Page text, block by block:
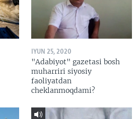
IYUN 25, 2020
"Adabiyot" gazetasi bosh
muharriri siyosiy
faoliyatdan
cheklanmoqdami?